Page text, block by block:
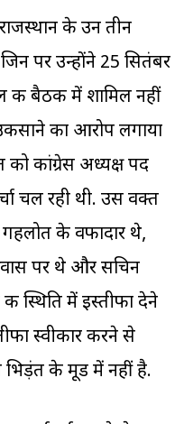
के उन तीन
पर उन्होंने 25 सितंबर
की बैठक में शामिल नहीं
का आरोप लगाया
कांग्रेस अध्यक्ष पद
चल रही थी. उस वक्त
के वफादार थे,
पर थे और सचिन
स्थिति में इस्तीफा देने
स्वीकार करने से
भिड़ंत के मूड में नहीं है.